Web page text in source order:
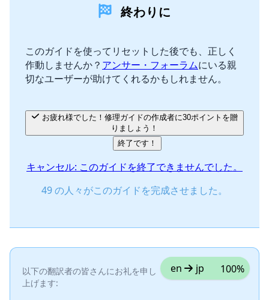
キャンセル コメントを投稿
終わりに
このガイドを使ってリセットした後でも、正しく
作動しませんか？ アンサー・フォーラムにいる親
切なユーザーが助けてくれるかもしれません。
りましょう！
終了です！
キャンセル: このガイドを終了できませんでした。
49 の人々がこのガイドを完成させました。
以下の翻訳者の皆さんにお礼を申し
上げます:
en jp 100%